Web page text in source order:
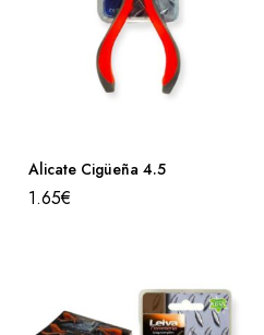
Alicate Cigüeña 4.5
1.65€